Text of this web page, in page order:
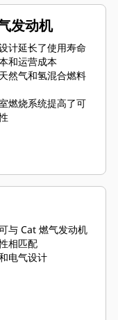
发动机
计延长了使用寿命
和运营成本
然气和氢混合燃料
燃烧系统提高了可
可管理所有发动机
、空燃比控制和发
与 Cat 燃气发动机
相匹配
电气设计